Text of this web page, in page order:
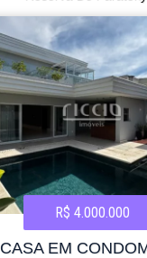
R$ 4.000.000
CASA EM